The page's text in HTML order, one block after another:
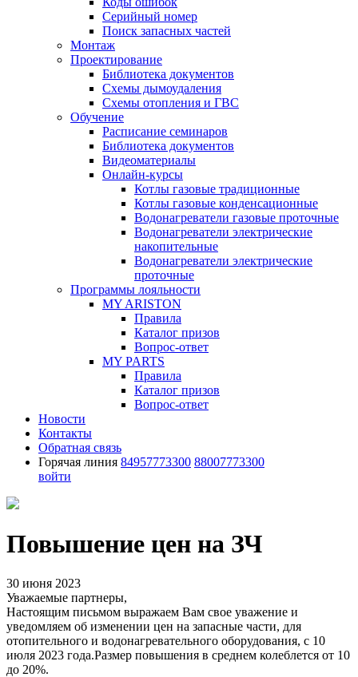
Серийный номер
Поиск запасных частей
Монтаж
Проектирование
Библиотека документов
Схемы дымоудаления
Схемы отопления и ГВС
Обучение
Расписание семинаров
Библиотека документов
Видеоматериалы
Онлайн-курсы
Котлы газовые традиционные
Котлы газовые конденсационные
Водонагреватели газовые проточные
Водонагреватели электрические
накопительные
Водонагреватели электрические
проточные
Программы лояльности
MY ARISTON
Правила
Каталог призов
Вопрос-ответ
MY PARTS
Правила
Каталог призов
Вопрос-ответ
Новости
Контакты
Обратная связь
Горячая линия 84957773300 88007773300
войти
Повышение цен на ЗЧ
30 июня 2023
Уважаемые партнеры,
Настоящим письмом выражаем Вам свое уважение и
уведомляем об изменении цен на запасные части, для
отопительного и водонагревательного оборудования, с 10
июля 2023 года.Размер повышения в среднем колеблется от 10
до 20%.